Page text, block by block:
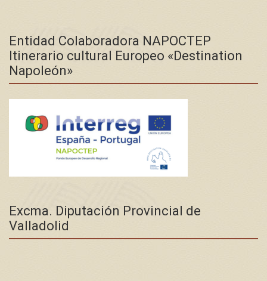
Entidad Colaboradora NAPOCTEP
Itinerario cultural Europeo «Destination
Napoleón»
Excma. Diputación Provincial de
Valladolid